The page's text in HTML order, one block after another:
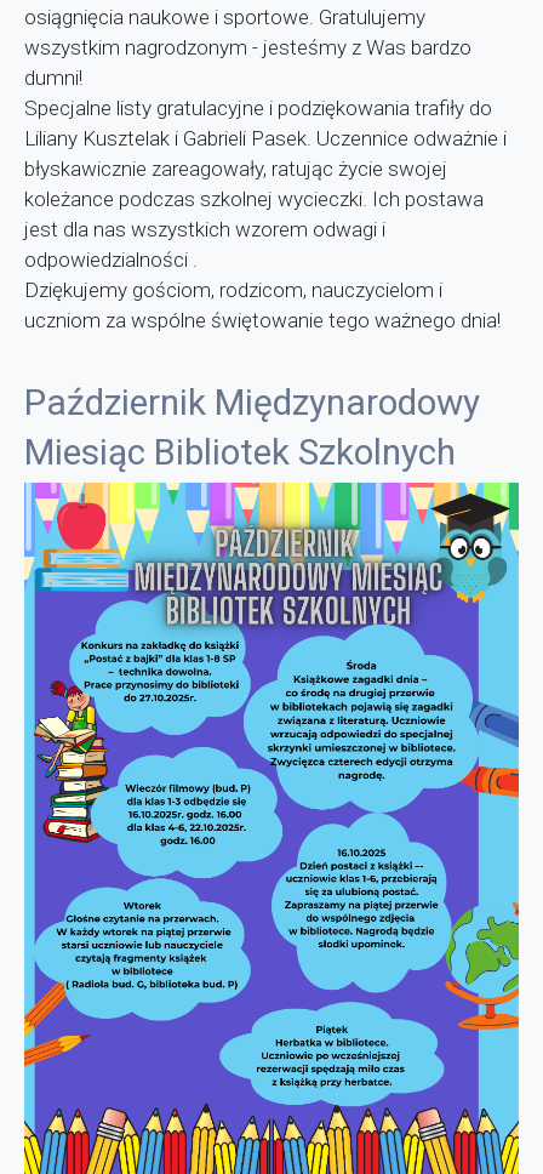
osiągnięcia naukowe i sportowe. Gratulujemy
wszystkim nagrodzonym - jesteśmy z Was bardzo
dumni!
Specjalne listy gratulacyjne i podziękowania trafiły do
Liliany Kusztelak i Gabrieli Pasek. Uczennice odważnie i
błyskawicznie zareagowały, ratując życie swojej
koleżance podczas szkolnej wycieczki. Ich postawa
jest dla nas wszystkich wzorem odwagi i
odpowiedzialności .
Dziękujemy gościom, rodzicom, nauczycielom i
uczniom za wspólne świętowanie tego ważnego dnia!
Październik Międzynarodowy
Miesiąc Bibliotek Szkolnych